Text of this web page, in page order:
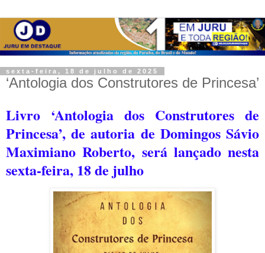
sexta-feira, 18 de julho de 2025
‘Antologia dos Construtores de Princesa’
Livro ‘Antologia dos Construtores de
Princesa’, de autoria de Domingos Sávio
Maximiano Roberto, será lançado nesta
sexta-feira, 18 de julho